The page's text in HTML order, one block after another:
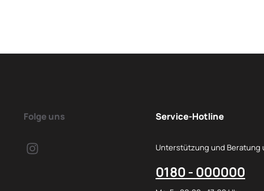
Folge uns Service-Hotline
Unterstützung und Beratung
0180 - 000000